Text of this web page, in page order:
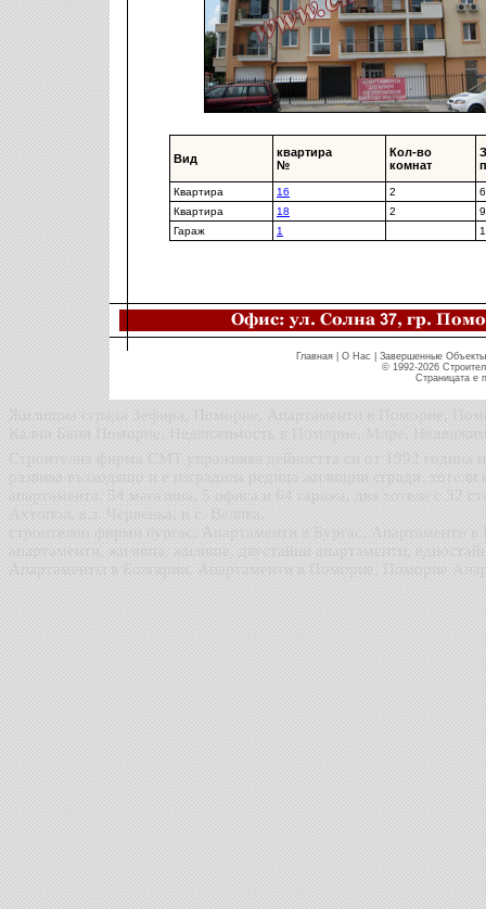
Вид
квартира
№
Кол-во
комнат
Квартира 16 2
Квартира
18 2
Гараж
1
Главная| O Нас Завершенные Объекты
© 1992-2026
Страницата е
Жилищна сграда Зефира, Поморие, Апартаменти в Поморие,
Кални Бани Поморие, Недвижимость в Поморие, Море,
Строителна фирма СМТ упражнява дейността си от 1992 година
развива възходящо и е изградила редица жилищни сгради,
апартамента, 54 магазина, 5 офиса и 64 гаража, два хотела с 32
Ахтопол, в.з. Червенка, и с. Велика.
строителни фирми бургас, Апартаменти в Бургас,
апартаменти, жилища, жилище, двустайни апартаменти,
Апартаменты в Болгарии, Апартаменти в Поморие, Поморие